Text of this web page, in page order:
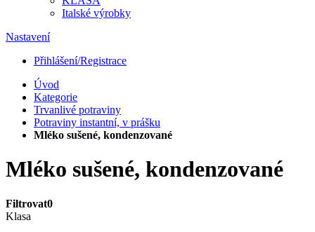
Italské výrobky
Nastavení
Přihlášení/Registrace
Úvod
Kategorie
Trvanlivé potraviny
Potraviny instantní, v prášku
Mléko sušené, kondenzované
Mléko sušené, kondenzované
Filtrovat0
Klasa